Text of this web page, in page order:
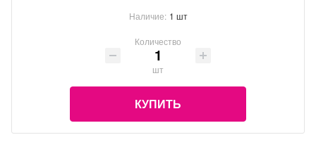
Наличие: 1 шт
Количество
шт
КУПИТЬ